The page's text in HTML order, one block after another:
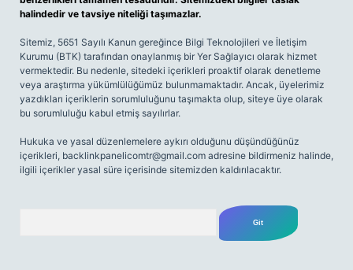
halindedir ve tavsiye niteliği taşımazlar.
Sitemiz, 5651 Sayılı Kanun gereğince Bilgi Teknolojileri ve İletişim
Kurumu (BTK) tarafından onaylanmış bir Yer Sağlayıcı olarak hizmet
vermektedir. Bu nedenle, sitedeki içerikleri proaktif olarak denetleme
veya araştırma yükümlülüğümüz bulunmamaktadır. Ancak, üyelerimiz
yazdıkları içeriklerin sorumluluğunu taşımakta olup, siteye üye olarak
bu sorumluluğu kabul etmiş sayılırlar.
Hukuka ve yasal düzenlemelere aykırı olduğunu düşündüğünüz
içerikleri, backlinkpanelicomtr@gmail.com adresine bildirmeniz halinde,
ilgili içerikler yasal süre içerisinde sitemizden kaldırılacaktır.